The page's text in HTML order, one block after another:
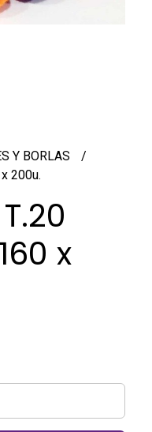
Y BORLAS
200u.
x